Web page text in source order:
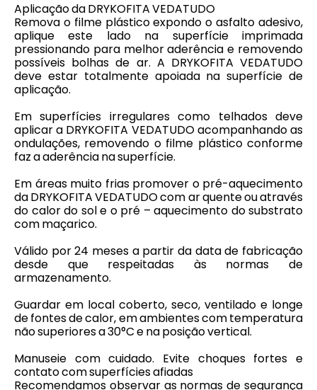
Aplicação da DRYKOFITA VEDATUDO
Remova o filme plástico expondo o asfalto adesivo,
aplique este lado na superfície imprimada
pressionando para melhor aderência e removendo
possíveis bolhas de ar. A DRYKOFITA VEDATUDO
deve estar totalmente apoiada na superfície de
aplicação.
Em superfícies irregulares como telhados deve
aplicar a DRYKOFITA VEDATUDO acompanhando as
ondulações, removendo o filme plástico conforme
faz a aderência na superfície.
Em áreas muito frias promover o pré-aquecimento
da DRYKOFITA VEDATUDO com ar quente ou através
do calor do sol e o pré – aquecimento do substrato
com maçarico.
Válido por 24 meses a partir da data de fabricação
desde que respeitadas às normas de
armazenamento.
Guardar em local coberto, seco, ventilado e longe
de fontes de calor, em ambientes com temperatura
não superiores a 30°C e na posição vertical.
Manuseie com cuidado. Evite choques fortes e
contato com superfícies afiadas
Recomendamos observar as normas de segurança